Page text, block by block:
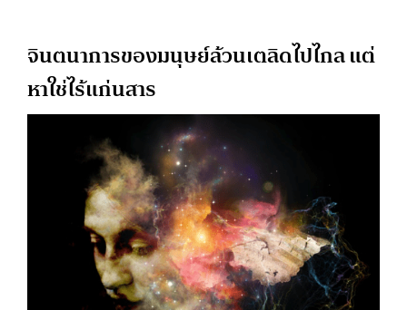
จินตนาการของมนุษย์ล้วนเตลิดไปไกล แต่
หาใช่ไร้แก่นสาร